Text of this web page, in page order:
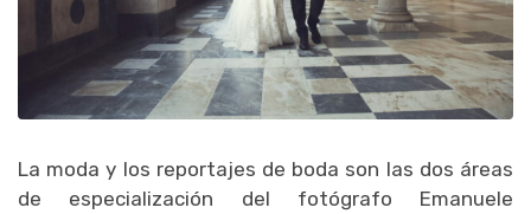
La moda y los reportajes de boda son las dos áreas
de especialización del fotógrafo Emanuele